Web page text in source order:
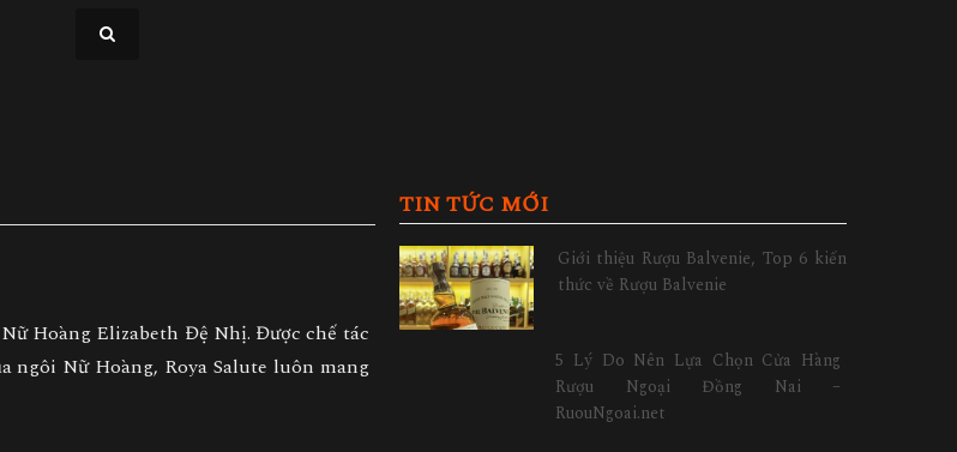
Hoàng Elizabeth Đệ Nhị. Được chế tác
ngôi Nữ Hoàng, Roya Salute luôn mang
TIN TỨC MỚI
Giới thiệu Rượu Balvenie, Top 6 kiến
thức về Rượu Balvenie
5 Lý Do Nên Lựa Chọn Cửa Hàng
Rượu Ngoại Đồng Nai –
RuouNgoai.net